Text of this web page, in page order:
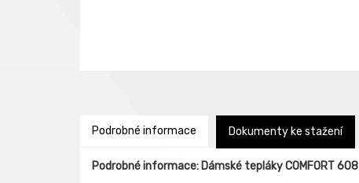
Podrobné informace Dokumenty ke stažení
Podrobné informace: Dámské tepláky COMFORT 608